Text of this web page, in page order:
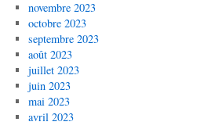
novembre 2023
octobre 2023
septembre 2023
août 2023
juillet 2023
juin 2023
mai 2023
avril 2023